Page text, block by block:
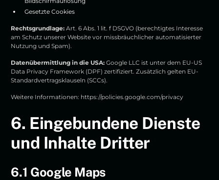
Gesetzte Cookies
Rechtsgrundlage: Art. 6 Abs. 1 lit. f DSGVO (berechtigtes Interesse
am Schutz unserer Website vor missbräuchlicher automatisierter
Nutzung und Spam).
Datenübermittlung in die USA: Google LLC ist unter dem EU-US
Data Privacy Framework (DPF) zertifiziert. Zusätzlich gelten EU-
Standardvertragsklauseln (SCCs).
Weitere Informationen: https://policies.google.com/privacy
6. Eingebundene Dienste
und Inhalte Dritter
6.1 Google Maps